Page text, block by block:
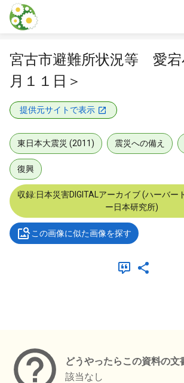
本文に飛ぶ
宮古市避難所状況等 愛宕
月１１日＞
提供元サイトで表示
東日本大震災 (2011) 震災への備え
復興
収録:日本災害DIGITALアーカイブ (ハーバー
ー日本研究所)
この画像に似た画像を探す
どうやったらこの資料の文
該当なし